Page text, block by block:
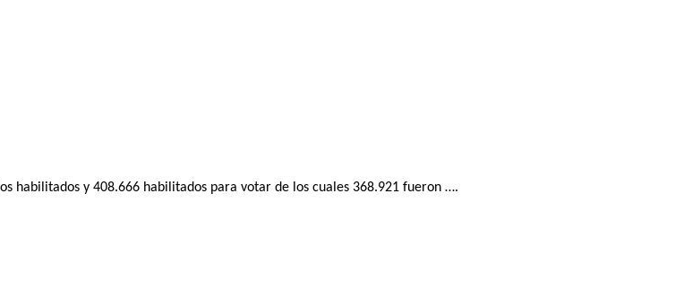
habilitados y 408.666 habilitados para votar de los cuales 368.921 fueron ….